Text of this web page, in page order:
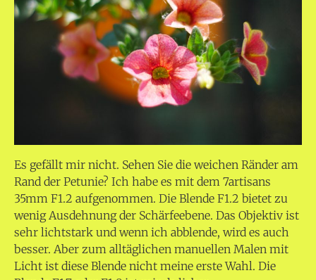
Es gefällt mir nicht. Sehen Sie die weichen Ränder am
Rand der Petunie? Ich habe es mit dem 7artisans
35mm F1.2 aufgenommen. Die Blende F1.2 bietet zu
wenig Ausdehnung der Schärfeebene. Das Objektiv ist
sehr lichtstark und wenn ich abblende, wird es auch
besser. Aber zum alltäglichen manuellen Malen mit
Licht ist diese Blende nicht meine erste Wahl. Die